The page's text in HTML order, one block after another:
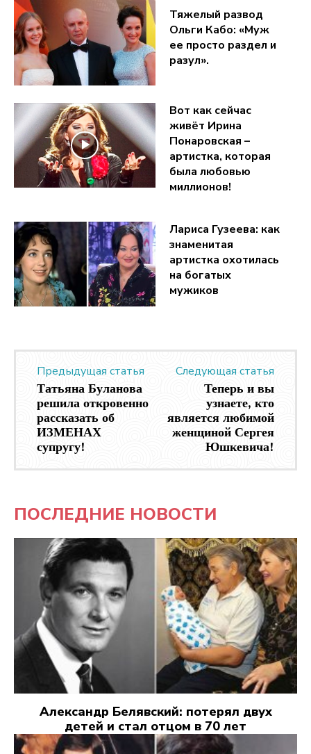
Тяжелый развод
Ольги Кабо: «Муж
ее просто раздел и
разул».
Вот как сейчас
живёт Ирина
Понаровская –
артистка, которая
была любовью
миллионов!
Лариса Гузеева: как
знаменитая
артистка охотилась
на богатых
мужиков
Предыдущая статья
Татьяна Буланова
решила откровенно
рассказать об
ИЗМЕНАХ
супругу!
Следующая статья
Теперь и вы
узнаете, кто
является любимой
женщиной Сергея
Юшкевича!
ПОСЛЕДНИЕ НОВОСТИ
Александр Белявский: потерял двух
детей и стал отцом в 70 лет